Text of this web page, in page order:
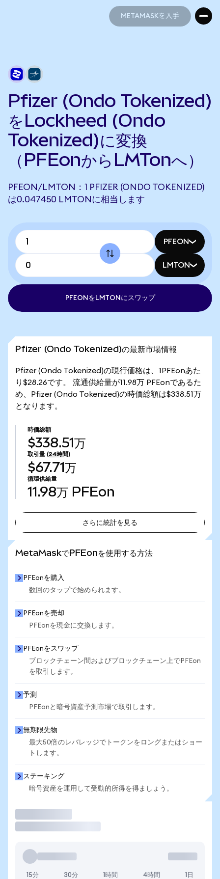
METAMASKを入手
Pfizer (Ondo Tokenized)
をLockheed (Ondo
Tokenized)に変換
（PFEonからLMTonへ）
PFEON/LMTON：1 PFIZER (ONDO TOKENIZED)
は0.047450 LMTONに相当します
PFEON
LMTON
PFEONをLMTONにスワップ
Pfizer (Ondo Tokenized)の最新市場情報
Pfizer (Ondo Tokenized)の現行価格は、1PFEonあた
り$28.26です。 流通供給量が11.98万 PFEonであるた
め、Pfizer (Ondo Tokenized)の時価総額は$338.51万
となります。
時価総額
$338.51万
取引量 (24時間)
$67.71万
循環供給量
11.98万 PFEon
さらに統計を見る
MetaMaskでPFEonを使用する方法
PFEonを購入
数回のタップで始められます。
PFEonを売却
PFEonを現金に交換します。
PFEonをスワップ
ブロックチェーン間およびブロックチェーン上でPFEon
を取引します。
予測
PFEonと暗号資産予測市場で取引します。
無期限先物
最大50倍のレバレッジでトークンをロングまたはショー
トします。
ステーキング
暗号資産を運用して受動的所得を得ましょう。
15分 30分 1時間 4時間 1日